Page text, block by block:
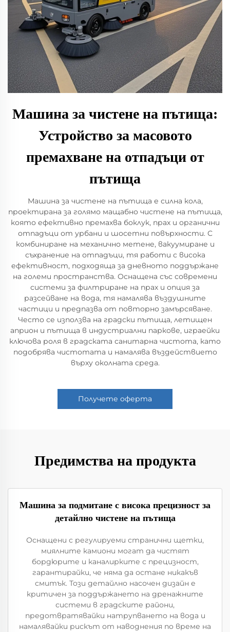
Машина за чистене на пътища:
Устройство за масовото
премахване на отпадъци от
пътища
Машина за чистене на пътища е силна кола,
проектирана за голямо мащабно чистене на пътища,
която ефективно премахва боклук, прах и органични
отпадъци от урбани и шосетни повърхности. С
комбиниране на механично метене, вакуумиране и
съхранение на отпадъци, тя работи с висока
ефективност, подходяща за дневното поддържане
на големи пространства. Оснащена със современи
системи за филтриране на прах и опция за
разсейване на вода, тя намалява въздушните
частици и предпазва от повторно замърсяване.
Често се използва на градски пътища, летищен
априон и пътища в индустриални паркове, играейки
ключова роля в градската санитарна чистота, като
подобрява чистотата и намалява въздействието
върху околната среда.
Получете оферта
Предимства на продукта
Машина за подмитане с висока прецизност за
детайлно чистене на пътища
Оснащени с регулируеми странични щетки,
миялните камиони могат да чистят
бордюрите и каналирките с прецизност,
гарантирайки, че няма да остане никакъв
смитък. Този детайлно насочен дизайн е
критичен за поддържането на дренажните
системи в градските райони,
предотвратявайки натрупването на вода и
намалявайки рискът от наводнения по време на